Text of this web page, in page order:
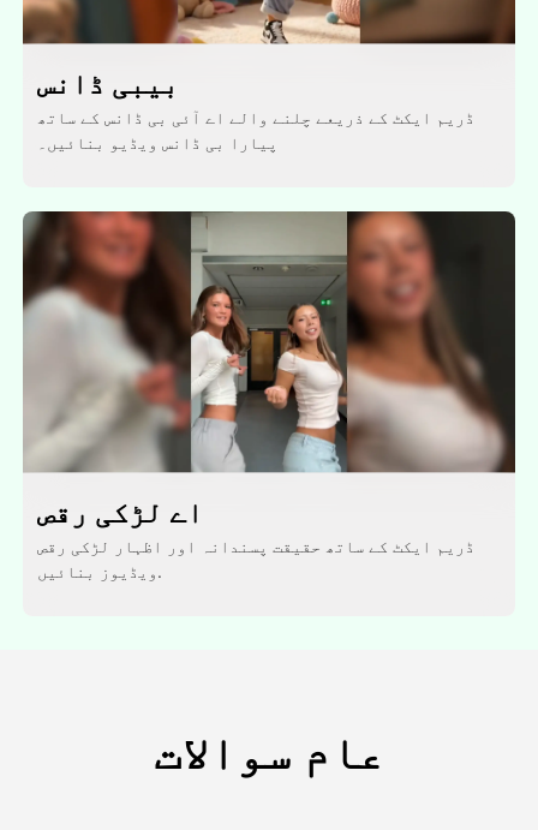
بیبی ڈانس
ڈریم ایکٹ کے ذریعے چلنے والے اے آئی بی ڈانس کے ساتھ
پیارا بی ڈانس ویڈیو بنائیں۔
اے لڑکی رقص
ڈریم ایکٹ کے ساتھ حقیقت پسندانہ اور اظہار لڑکی رقص
ویڈیوز بنائیں.
عام سوالات